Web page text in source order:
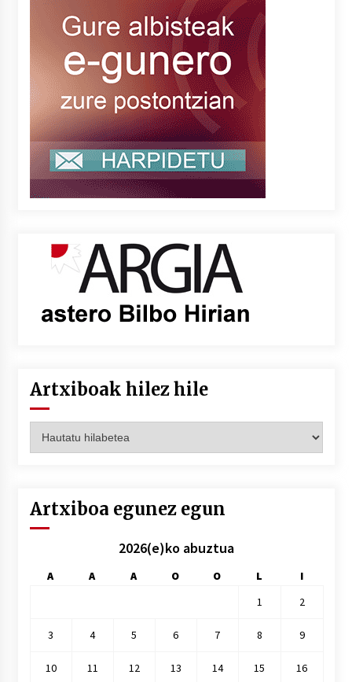
Artxiboak hilez hile
hilez
Artxiboa egunez egun
2026(e)ko abuztua
A A A O O L
I
1
2
3 4 5 6 7 8 9
10 11 12 13 14 15 16